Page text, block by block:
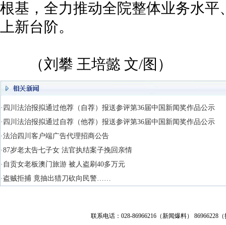
根基，全力推动全院整体业务水
上新台阶。
（刘攀 王培懿 文/图）
·四川法治报拟通过他荐（自荐）报送参评第36届中国新闻奖作品公示
·四川法治报拟通过自荐（他荐）报送参评第36届中国新闻奖作品公示
·法治四川客户端广告代理招商公告
·87岁老太告七子女 法官执结案子挽回亲情
·自贡女老板澳门旅游 被人盗刷40多万元
·盗贼拒捕 竟抽出猎刀砍向民警……
联系电话：028-86966216（新闻爆料） 86966228